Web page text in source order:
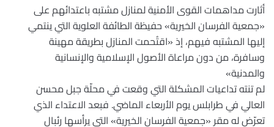
أثارت مداهمات القوى الأمنية لمنازل مشتبه باعتدائهم على
«جمعية الفرسان الخيرية» حفيظة الطائفة العلوية التي ينتمي
إليها المشتبه فيهم، إذ «اقتُحمت المنازل بطريقة مهينة
وسافرة، من دون مراعاة الأصول الإسلامية والإنسانية
والمدنية»
لم تنته تداعيات المشكلة التي وقعت في محلّة جبل محسن
العالي في طرابلس يوم الأربعاء الماضي. فبعد الاعتداء الذي
تعرّض له مقر «جمعية الفرسان الخيرية» التي يرأسها رئبال